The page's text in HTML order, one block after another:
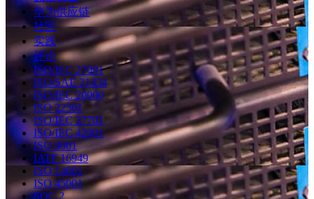
华为供应链
社区
实践
评论
ISO/IEC 27001
ISO/SAE 21434
ISO/IEC 20000
ISO 22301
ISO/IEC 27701
ISO/IEC 42001
ISO 9001
IATF 16949
ISO 14001
ISO 45001
SOC 2